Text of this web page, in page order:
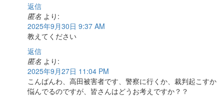
返信
匿名 より:
2025年9月30日 9:37 AM
教えてください
返信
匿名 より:
2025年9月27日 11:04 PM
こんばんわ、高田被害者です、警察に行くか、裁判起こすか
悩んでるのですが、皆さんはどうお考えですか？？